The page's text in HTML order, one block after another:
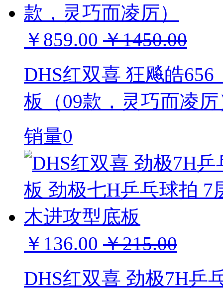
￥859.00 ￥1450.00
DHS红双喜 狂飚皓
板（09款，灵巧而凌厉
销量0
￥136.00 ￥215.00
DHS红双喜 劲极7H乒